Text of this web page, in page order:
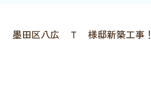
墨田区八広 Ｔ 様邸新築工事！